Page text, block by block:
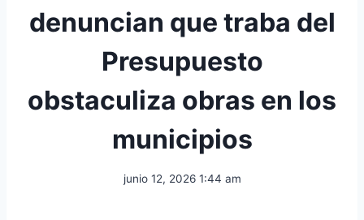
denuncian que traba del
Presupuesto
obstaculiza obras en los
municipios
junio 12, 2026 1:44 am